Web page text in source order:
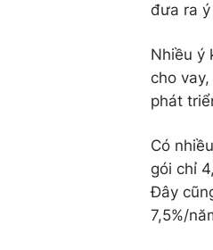
đưa ra
Nhiều ý
cho
phát
Có
gói chỉ
Đây
7,5%/